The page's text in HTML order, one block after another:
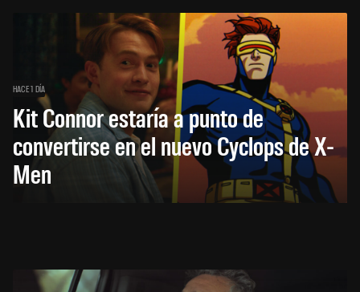
HACE 1 DÍA
Kit Connor estaría a punto de
convertirse en el nuevo Cyclops de X-
Men